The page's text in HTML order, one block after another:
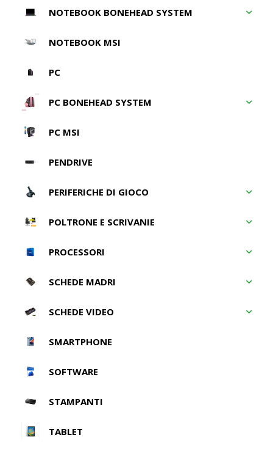
NOTEBOOK BONEHEAD SYSTEM
NOTEBOOK MSI
PC
PC BONEHEAD SYSTEM
PC MSI
PENDRIVE
PERIFERICHE DI GIOCO
POLTRONE E SCRIVANIE
PROCESSORI
SCHEDE MADRI
SCHEDE VIDEO
SMARTPHONE
SOFTWARE
STAMPANTI
TABLET